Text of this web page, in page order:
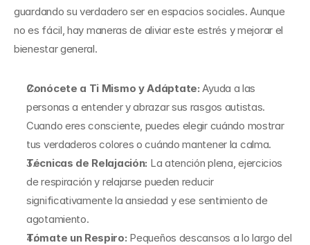
guardando su verdadero ser en espacios sociales. Aunque
no es fácil, hay maneras de aliviar este estrés y mejorar el
bienestar general.
Conócete a Ti Mismo y Adáptate: Ayuda a las
personas a entender y abrazar sus rasgos autistas.
Cuando eres consciente, puedes elegir cuándo mostrar
tus verdaderos colores o cuándo mantener la calma.
Técnicas de Relajación: La atención plena, ejercicios
de respiración y relajarse pueden reducir
significativamente la ansiedad y ese sentimiento de
agotamiento.
Tómate un Respiro: Pequeños descansos a lo largo del